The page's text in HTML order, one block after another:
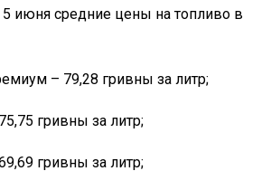
июня средние цены на топливо в
– 79,28 гривны за литр;
гривны за литр;
гривны за литр;